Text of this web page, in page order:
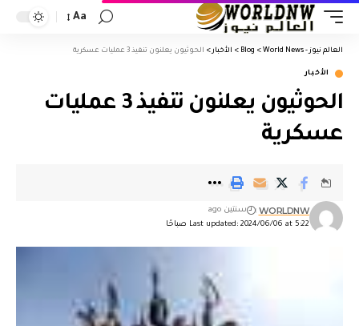
Aa
العالم نيوز - World News >
Blog
> الأخبار > الحوثيون يعلنون تنفيذ 3 عمليات عسكرية
الأخبار
الحوثيون يعلنون تنفيذ 3 عمليات
عسكرية
Last updated: 2024/06/06 at 5:22 صباحًا
WORLDNW سنتين ago